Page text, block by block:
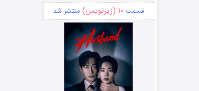
قسمت۱۰ (زیرنویس) منتشر شد